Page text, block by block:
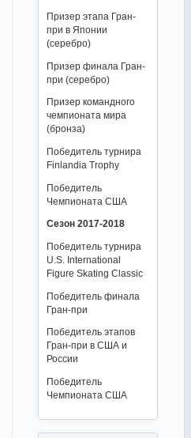
Призер этапа Гран-
при в Японии
(серебро)
Призер финала Гран-
при (серебро)
Призер командного
чемпионата мира
(бронза)
Победитель турнира
Finlandia Trophy
Победитель
Чемпионата США
Сезон 2017-2018
Победитель турнира
U.S. International
Figure Skating Classic
Победитель финала
Гран-при
Победитель этапов
Гран-при в США и
России
Победитель
Чемпионата США